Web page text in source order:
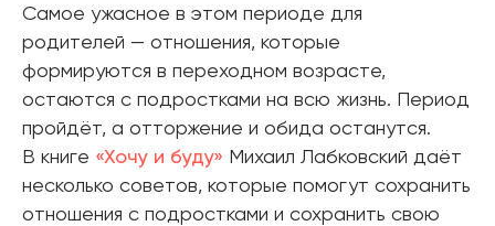
Самое ужасное в этом периоде для
родителей — отношения, которые
формируются в переходном возрасте,
остаются с подростками на всю жизнь. Период
пройдёт, а отторжение и обида останутся.
В книге «Хочу и буду» Михаил Лабковский даёт
несколько советов, которые помогут сохранить
отношения с подростками и сохранить свою